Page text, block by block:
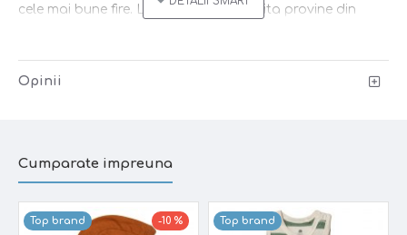
cele mai bune fire. Lana merinos folosita provine din
Hainele din lanasunt perfecte pentru orice sezon
datorita modului unic prin care regleaza fluctuatiile de
ajuns.
izoleaza foarte bine. Pentru hainele copiilor, este ideala,
fiind deosebit de importanta pentru bebelusi, deoarece
Opinii
Cumparate impreuna
Top brand -10 % Top brand